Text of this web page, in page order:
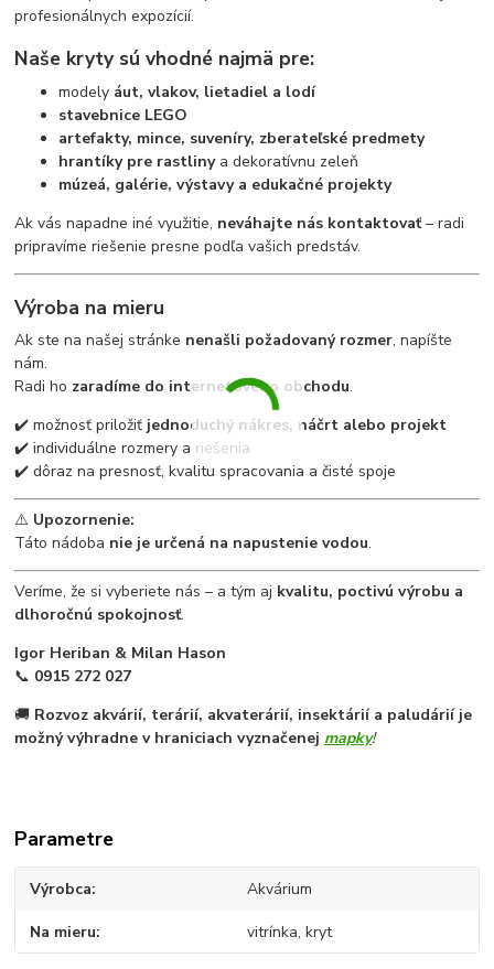
profesionálnych expozícií.
Naše kryty sú vhodné najmä pre:
modely áut, vlakov, lietadiel a lodí
stavebnice LEGO
artefakty, mince, suveníry, zberateľské predmety
hrantíky pre rastlinya dekoratívnu zeleň
múzeá, galérie, výstavy a edukačné projekty
Ak vás napadne iné využitie, neváhajte nás kontaktovať– radi
pripravíme riešenie presne podľa vašich predstáv.
Výroba na mieru
Ak ste na našej stránke nenašli požadovaný rozmer, napíšte
nám.
Radi ho zaradíme do internetového obchodu.
✔️ možnosť priložiť jednoduchý nákres, náčrt alebo projekt
✔️ individuálne rozmery a riešenia
✔️ dôraz na presnosť, kvalitu spracovania a čisté spoje
⚠️ Upozornenie:
Táto nádoba nie je určená na napustenie vodou.
Veríme, že si vyberiete nás – a tým aj kvalitu, poctivú výrobu a
dlhoročnú spokojnosť.
Igor Heriban & Milan Hason
📞 0915 272 027
🚚 Rozvoz akvárií, terárií, akvaterárií, insektárií a paludárií je
možný výhradne v hraniciach vyznačenej mapky!
Parametre
Výrobca Akvárium
Na mieru vitrínka, kryt